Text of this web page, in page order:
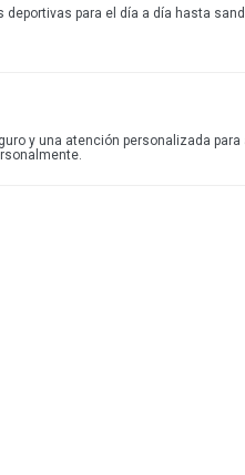
para el día a día hasta
y una atención personalizada